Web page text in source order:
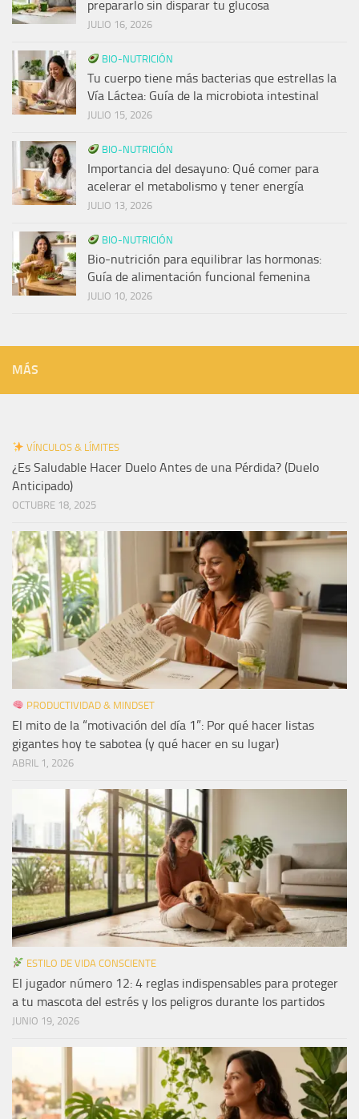
prepararlo sin disparar tu glucosa
JULIO 16, 2026
BIO-NUTRICIÓN
Tu cuerpo tiene más bacterias que estrellas la
Vía Láctea: Guía de la microbiota intestinal
JULIO 15, 2026
BIO-NUTRICIÓN
Importancia del desayuno: Qué comer para
acelerar el metabolismo y tener energía
JULIO 13, 2026
BIO-NUTRICIÓN
Bio-nutrición para equilibrar las hormonas:
Guía de alimentación funcional femenina
JULIO 10, 2026
MÁS
VÍNCULOS & LÍMITES
¿Es Saludable Hacer Duelo Antes de una Pérdida? (Duelo
Anticipado)
OCTUBRE 18, 2025
PRODUCTIVIDAD & MINDSET
El mito de la “motivación del día 1”: Por qué hacer listas
gigantes hoy te sabotea (y qué hacer en su lugar)
ABRIL 1, 2026
ESTILO DE VIDA CONSCIENTE
El jugador número 12: 4 reglas indispensables para proteger
a tu mascota del estrés y los peligros durante los partidos
JUNIO 19, 2026